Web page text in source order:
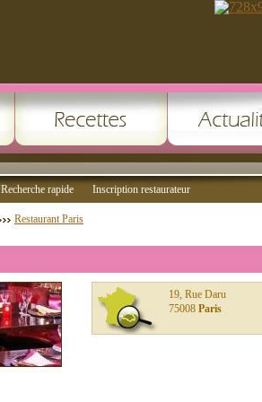
Recherche rapide Inscription restaurateur
Restaurant Paris
19, Rue Daru
75008 Paris